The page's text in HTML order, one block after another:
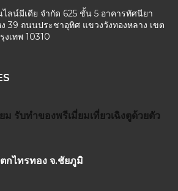
ลน์มีเดีย จำกัด 625 ชั้น 5 อาคารทัศนียา
39 ถนนประชาอุทิศ แขวงวังทองหลาง เขต
งเทพ 10310
ม รับทำของพรีเมี่ยมเที่ยวเฉิงตูด้วยตัว
กไทรทอง จ.ชัยภูมิ